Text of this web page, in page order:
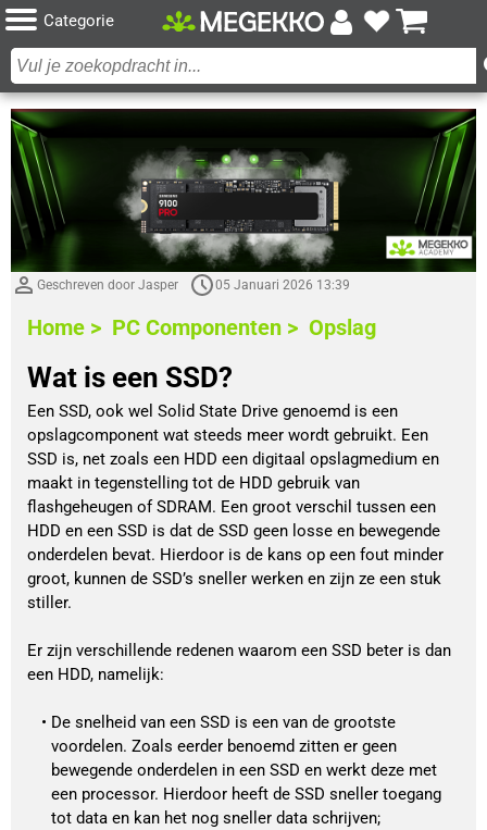
Categorie
Geschreven door Jasper 05 Januari 2026 13:39
Home > PC Componenten > Opslag
Wat is een SSD?
Een SSD, ook wel Solid State Drive genoemd is een
opslagcomponent wat steeds meer wordt gebruikt. Een
SSD is, net zoals een HDD een digitaal opslagmedium en
maakt in tegenstelling tot de HDD gebruik van
flashgeheugen of SDRAM. Een groot verschil tussen een
HDD en een SSD is dat de SSD geen losse en bewegende
onderdelen bevat. Hierdoor is de kans op een fout minder
groot, kunnen de SSD’s sneller werken en zijn ze een stuk
stiller.
Er zijn verschillende redenen waarom een SSD beter is dan
een HDD, namelijk:
De snelheid van een SSD is een van de grootste
voordelen. Zoals eerder benoemd zitten er geen
bewegende onderdelen in een SSD en werkt deze met
een processor. Hierdoor heeft de SSD sneller toegang
tot data en kan het nog sneller data schrijven;